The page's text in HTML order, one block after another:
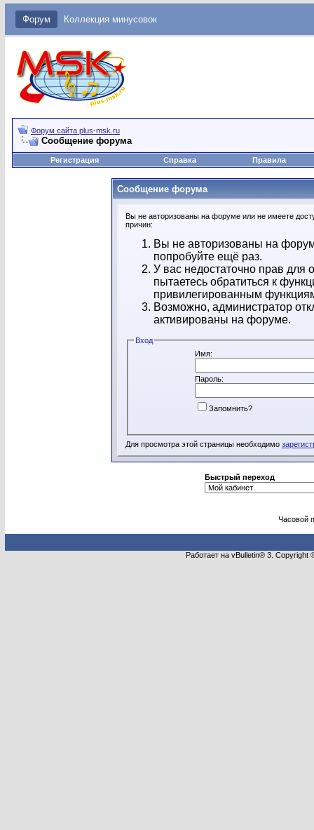
Форум Коллекция минусовок
Форум сайта plus-msk.ru
Сообщение форума
Регистрация Справка Правила
Сообщение форума
Вы не авторизованы на форуме или не имеете
причин:
Вы не авторизованы на
попробуйте ещё раз.
У вас недостаточно прав
пытаетесь обратиться к
привилегированным
Возможно, администратор
активированы на форуме.
Вход
Имя:
Пароль:
Запомнить?
Для просмотра этой страницы необходимо
Быстрый переход
Часовой
Работает на vBulletin® 3.